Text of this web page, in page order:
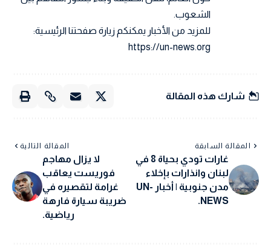
الشعوب.
للمزيد من الأخبار يمكنكم زيارة صفحتنا الرئيسية:
https://un-news.org
شارك هذه المقالة
المقالة السابقة
غارات تودي بحياة 8 في
لبنان وانذارات بإخلاء
مدن جنوبية | أخبار UN-
NEWS.
المقالة التالية
لا يزال مهاجم
فوريست يعاقب
غرامة لتقصيره في
ضريبة سيارة فارهة
رياضية.